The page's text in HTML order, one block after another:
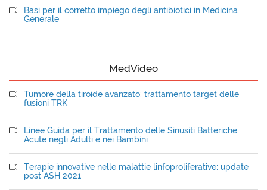
Basi per il corretto impiego degli antibiotici in Medicina
Generale
MedVideo
Tumore della tiroide avanzato: trattamento target delle
fusioni TRK
Linee Guida per il Trattamento delle Sinusiti Batteriche
Acute negli Adulti e nei Bambini
Terapie innovative nelle malattie linfoproliferative: update
post ASH 2021